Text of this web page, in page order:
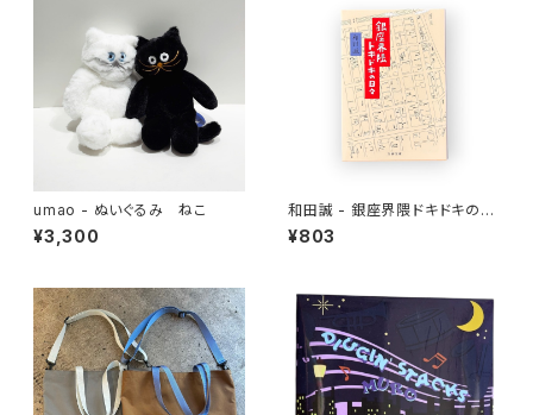
umao - ぬいぐるみ ねこ
¥3,300
和田誠 - 銀座界隈ドキドキの
日々
¥803